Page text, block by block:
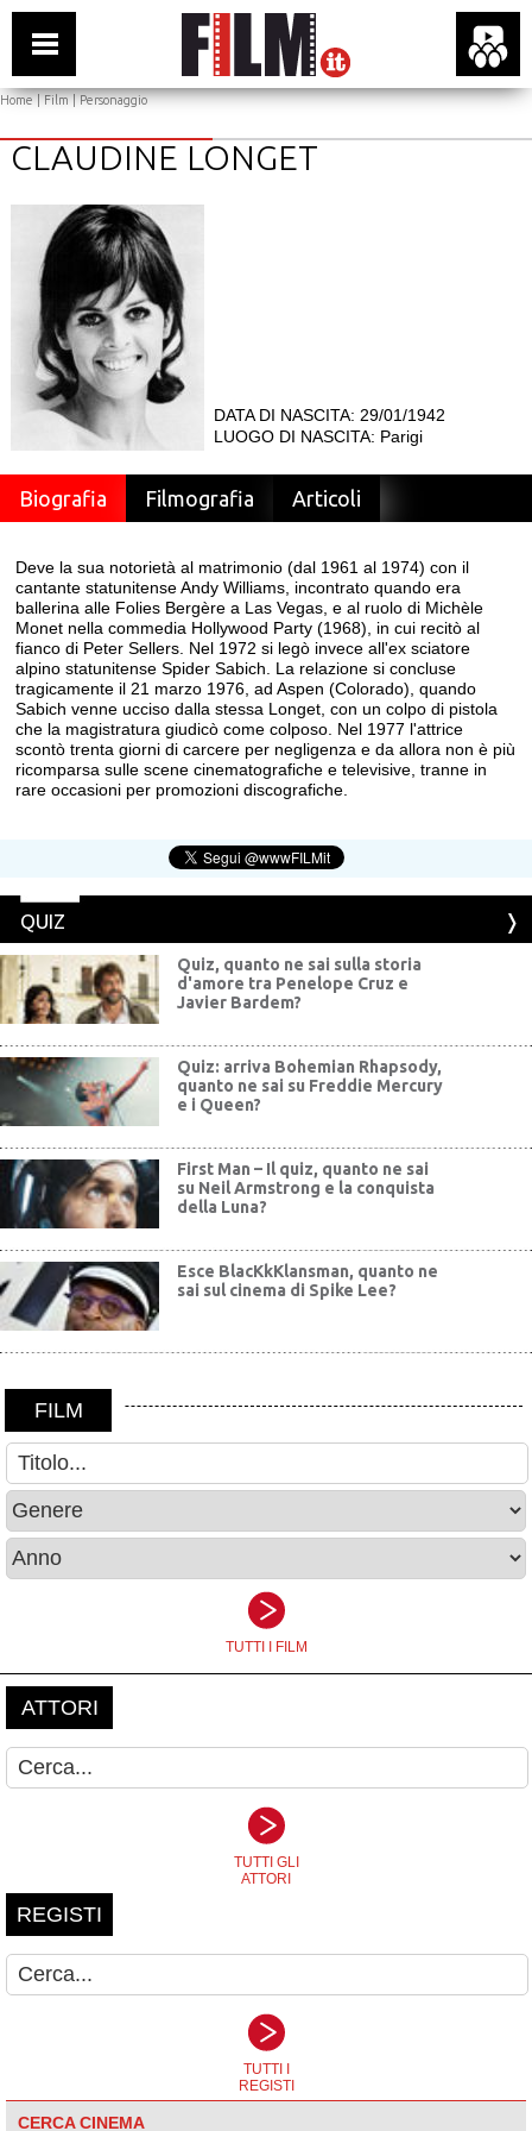
Home|Film| Personaggio
CLAUDINE LONGET
DATA DI NASCITA: 29/01/1942
LUOGO DI NASCITA: Parigi
Biografia Filmografia Articoli
Deve la sua notorietà al matrimonio (dal 1961 al 1974) con il
cantante statunitense Andy Williams, incontrato quando era
ballerina alle Folies Bergère a Las Vegas, e al ruolo di Michèle
Monet nella commedia Hollywood Party (1968), in cui recitò al
fianco di Peter Sellers. Nel 1972 si legò invece all'ex sciatore
alpino statunitense Spider Sabich. La relazione si concluse
tragicamente il 21 marzo 1976, ad Aspen (Colorado), quando
Sabich venne ucciso dalla stessa Longet, con un colpo di pistola
che la magistratura giudicò come colposo. Nel 1977 l'attrice
scontò trenta giorni di carcere per negligenza e da allora non è più
ricomparsa sulle scene cinematografiche e televisive, tranne in
rare occasioni per promozioni discografiche.
QUIZ
Quiz, quanto ne sai sulla storia
d'amore tra Penelope Cruz e
Javier Bardem?
Quiz: arriva Bohemian Rhapsody,
quanto ne sai su Freddie Mercury
e i Queen?
First Man – Il quiz, quanto ne sai
su Neil Armstrong e la conquista
della Luna?
Esce BlacKkKlansman, quanto ne
sai sul cinema di Spike Lee?